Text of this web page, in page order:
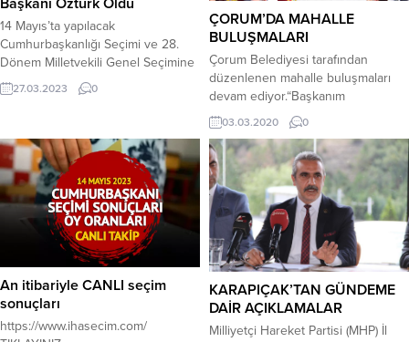
Başkanı Öztürk Oldu
14 Mayıs’ta yapılacak
Cumhurbaşkanlığı Seçimi ve 28.
Dönem Milletvekili Genel Seçimine
ilişkin olarak, Çorum Deva Partisi İl
Başkanı Elvan Can Çabuk’un aday
başkanlığına İl Yönetim Kurulu
Üyesi İsmail Hüseyin
Öztürk atandı. İSMAİL
HÜSAMETTİN ÖZTÜRK KİMDİR ?
1979 yılında Çorum ili Osmancık
İlçesinde dünyaya gelen İsmail
Hüsamettin Öztürk, İlköğretimini
Mecitözü ilçesinde...
27.03.2023 0
ÇORUM’DA MAHALLE
BULUŞMALARI
Çorum Belediyesi tarafından
düzenlenen mahalle buluşmaları
devam ediyor.“Başkanım
Mahallemizde Söz Bizde”
etkinlikleri kapsamında Belediye
Başkanı Halil İbrahim Aşgın,
Gülabibey mahallesi sakinleriyle bir
araya geldi.Kadın Kültür ve Sanat
Merkezlerinde her yıl 10 bine yakın
kadının faydalandığını, Ertuğrul Gazi
ve Osman Gazi mescitlerinin
hizmete girdiğini, cami ve Kur’an
kurslarının tamir ve tadilatlarının...
03.03.2020 0
An itibariyle CANLI seçim
sonuçları
https://www.ihasecim.com/
KARAPIÇAK’TAN GÜNDEME
DAİR AÇIKLAMALAR
Milliyetçi Hareket Partisi (MHP) İl